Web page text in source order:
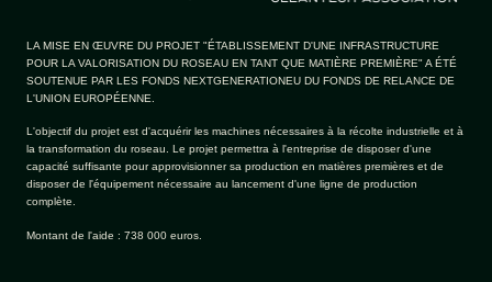
LA MISE EN ŒUVRE DU PROJET "ÉTABLISSEMENT D'UNE INFRASTRUCTURE
POUR LA VALORISATION DU ROSEAU EN TANT QUE MATIÈRE PREMIÈRE" A ÉTÉ
SOUTENUE PAR LES FONDS NEXTGENERATIONEU DU FONDS DE RELANCE DE
L'UNION EUROPÉENNE.
L'objectif du projet est d'acquérir les machines nécessaires à la récolte industrielle et à
la transformation du roseau. Le projet permettra à l'entreprise de disposer d'une
capacité suffisante pour approvisionner sa production en matières premières et de
disposer de l'équipement nécessaire au lancement d'une ligne de production
complète.
Montant de l'aide : 738 000 euros.